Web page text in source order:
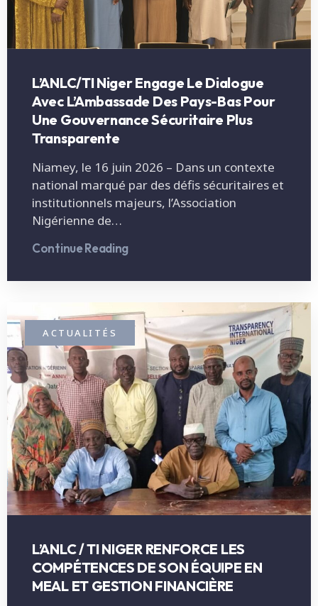
L’ANLC/TI Niger Engage Le Dialogue
Avec L’Ambassade Des Pays-Bas Pour
Une Gouvernance Sécuritaire Plus
Transparente
Niamey, le 16 juin 2026 – Dans un contexte
national marqué par des défis sécuritaires et
institutionnels majeurs, l’Association
Nigérienne de…
Continue Reading
ACTUALITÉS
L’ANLC / TI NIGER RENFORCE LES
COMPÉTENCES DE SON ÉQUIPE EN
MEAL ET GESTION FINANCIÈRE